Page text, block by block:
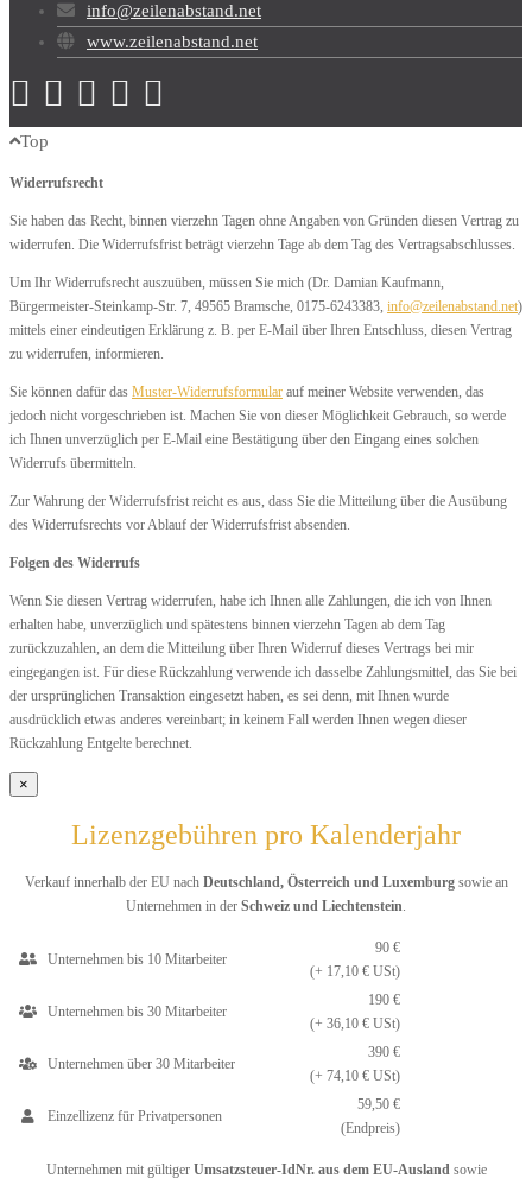
info@zeilenabstand.net
www.zeilenabstand.net
Top
Widerrufsrecht
Sie haben das Recht, binnen vierzehn Tagen ohne Angaben von Gründen diesen Vertrag zu
widerrufen. Die Widerrufsfrist beträgt vierzehn Tage ab dem Tag des Vertragsabschlusses.
Um Ihr Widerrufsrecht auszuüben, müssen Sie mich (Dr. Damian Kaufmann,
Bürgermeister-Steinkamp-Str. 7, 49565 Bramsche, 0175-6243383, info@zeilenabstand.net)
mittels einer eindeutigen Erklärung z. B. per E-Mail über Ihren Entschluss, diesen Vertrag
zu widerrufen, informieren.
Sie können dafür das Muster-Widerrufsformular auf meiner Website verwenden, das
jedoch nicht vorgeschrieben ist. Machen Sie von dieser Möglichkeit Gebrauch, so werde
ich Ihnen unverzüglich per E-Mail eine Bestätigung über den Eingang eines solchen
Widerrufs übermitteln.
Zur Wahrung der Widerrufsfrist reicht es aus, dass Sie die Mitteilung über die Ausübung
des Widerrufsrechts vor Ablauf der Widerrufsfrist absenden.
Folgen des Widerrufs
Wenn Sie diesen Vertrag widerrufen, habe ich Ihnen alle Zahlungen, die ich von Ihnen
erhalten habe, unverzüglich und spätestens binnen vierzehn Tagen ab dem Tag
zurückzuzahlen, an dem die Mitteilung über Ihren Widerruf dieses Vertrags bei mir
eingegangen ist. Für diese Rückzahlung verwende ich dasselbe Zahlungsmittel, das Sie bei
der ursprünglichen Transaktion eingesetzt haben, es sei denn, mit Ihnen wurde
ausdrücklich etwas anderes vereinbart; in keinem Fall werden Ihnen wegen dieser
Rückzahlung Entgelte berechnet.
×
Lizenzgebühren pro Kalenderjahr
Verkauf innerhalb der EU nach Deutschland, Österreich und Luxemburgsowie an
Unternehmen in der Schweiz und Liechtenstein.
Unternehmen bis 10 Mitarbeiter
90 €
(+ 17,10 € USt)
Unternehmen bis 30 Mitarbeiter
190 €
(+ 36,10 € USt)
Unternehmen über 30 Mitarbeiter
390 €
(+ 74,10 € USt)
Einzellizenz für Privatpersonen
59,50 €
(Endpreis)
Unternehmen mit gültiger Umsatzsteuer-IdNr. aus dem EU-Auslandsowie